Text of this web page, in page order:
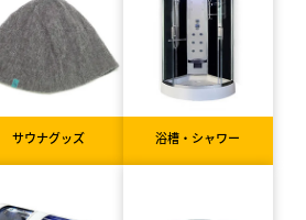
サウナグッズ 浴槽・シャワー